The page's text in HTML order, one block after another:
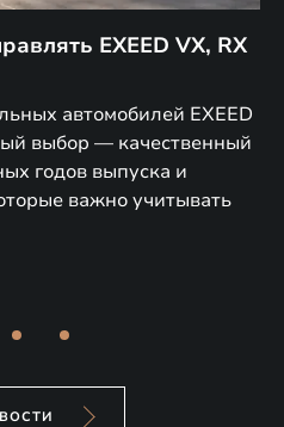
EXEED VX, RX
автомобилей EXEED
выбор — качественный
годов выпуска и
важно учитывать